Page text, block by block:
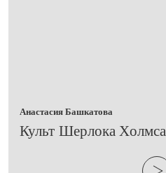
Анастасия Башкатова
Культ Шерлока Холмса